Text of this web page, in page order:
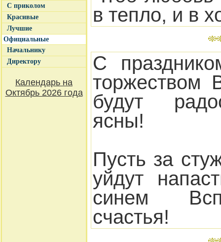
С приколом
Красивые
Лучшие
Официальные
Начальнику
Директору
Календарь на
Октябрь 2026 года
в тепло, и в
С
торжеством
будут
ясны!
Пусть за
уйдут
синем
счастья!